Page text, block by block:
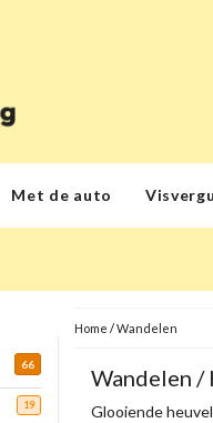
Met de auto
66
19
Home /Wandelen
Wandelen /
Glooiende